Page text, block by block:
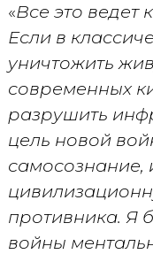
«Все это ведет
Если в
уничтожить
современных
разрушить
цель новой
самосознание,
противника. Я
войны